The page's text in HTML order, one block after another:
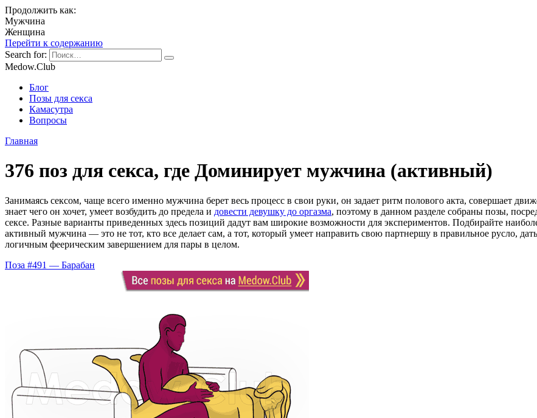
Продолжить как:
Мужчина
Женщина
Перейти к содержанию
Search for:
Medow.Club
Блог
Позы для секса
Камасутра
Вопросы
Главная
376 поз для секса, где Доминирует мужчина (активный)
Занимаясь сексом, чаще всего именно мужчина берет весь процесс в свои руки, он задает ритм полового акта, совершает
знает чего он хочет, умеет возбудить до предела и довести девушку до оргазма, поэтому в данном разделе собраны позы,
сексе. Разные варианты приведенных здесь позиций дадут вам широкие возможности для экспериментов. Подбирайте
активный мужчина — это не тот, кто все делает сам, а тот, который умеет направить свою партнершу в правильное русло,
логичным феерическим завершением для пары в целом.
Поза #491 — Барабан